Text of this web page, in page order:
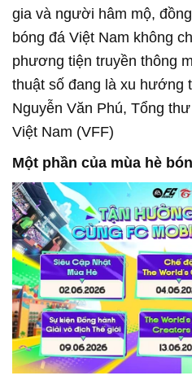
gia và người hâm mộ,
bóng đá Việt Nam không
phương tiện truyền thông
thuật số đang là xu hướng
Nguyễn Văn Phú, Tổng
Việt Nam (VFF)
Một phần của mùa hè